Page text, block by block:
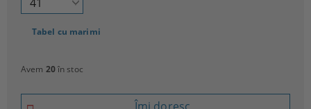
Tabel cu marimi
Avem 20în stoc
Îmi doresc